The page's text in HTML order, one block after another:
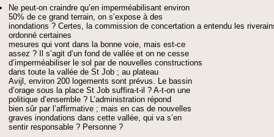
Ne peut-on craindre qu’en imperméabilisant environ
50% de ce grand terrain, on s’expose à des
inondations ? Certes, la commission de concertation a entendu les
ordonné certaines
mesures qui vont dans la bonne voie, mais est-ce
assez ? Il s’agit d’un fond de vallée et on ne cesse
d’imperméabiliser le sol par de nouvelles constructions
dans toute la vallée de St Job ; au plateau
Avijl, environ 200 logements sont prévus. Le bassin
d’orage sous la place St Job suffira-t-il ? A-t-on une
politique d’ensemble ? L’administration répond
bien sûr par l’affirmative ; mais en cas de nouvelles
graves inondations dans cette vallée, qui va s’en
sentir responsable ? Personne ?